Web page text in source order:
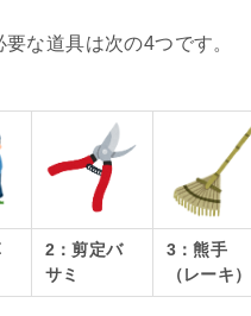
な道具は次の4つです。
2：剪定バ
サミ
3：熊手
（レーキ）